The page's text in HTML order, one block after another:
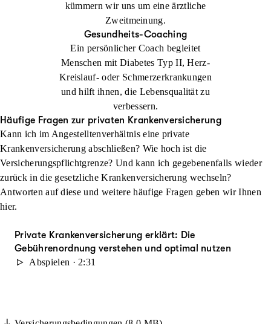
kümmern wir uns um eine ärztliche
Zweitmeinung.
Gesundheits-Coaching
Ein persönlicher Coach begleitet
Menschen mit Diabetes Typ II, Herz-
Kreislauf- oder Schmerzerkrankungen
und hilft ihnen, die Lebensqualität zu
verbessern.
Häufige Fragen zur privaten Krankenversicherung
Kann ich im Angestelltenverhältnis eine private
Krankenversicherung abschließen? Wie hoch ist die
Versicherungspflichtgrenze? Und kann ich gegebenenfalls wieder
zurück in die gesetzliche Krankenversicherung wechseln?
Antworten auf diese und weitere häufige Fragen geben wir Ihnen
hier.
Private Krankenversicherung erklärt: Die
Gebührenordnung verstehen und optimal nutzen
Abspielen · 2:31